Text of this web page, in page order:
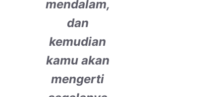
mendalam,
dan
kemudian
kamu akan
mengerti